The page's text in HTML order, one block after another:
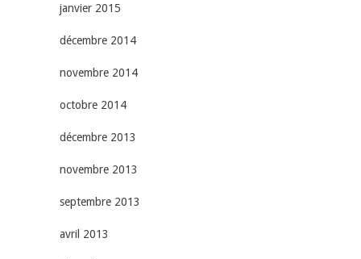
janvier 2015
décembre 2014
novembre 2014
octobre 2014
décembre 2013
novembre 2013
septembre 2013
avril 2013